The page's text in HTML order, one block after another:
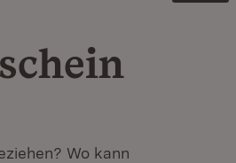
Wo kann